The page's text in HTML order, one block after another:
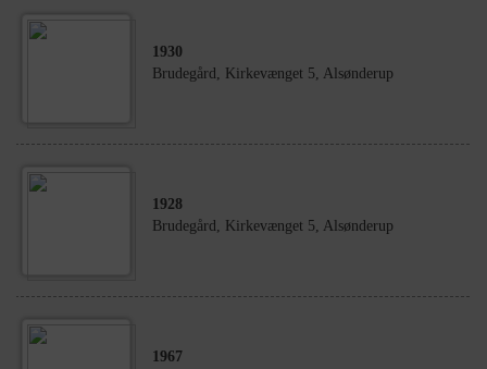
1930
Brudegård, Kirkevænget 5, Alsønderup
1928
Brudegård, Kirkevænget 5, Alsønderup
1967